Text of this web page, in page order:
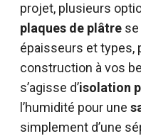
projet, plusieurs
plaques de plâtre
épaisseurs et types,
construction à vos
s’agisse d’isolation
l’humidité pour une
simplement d’une